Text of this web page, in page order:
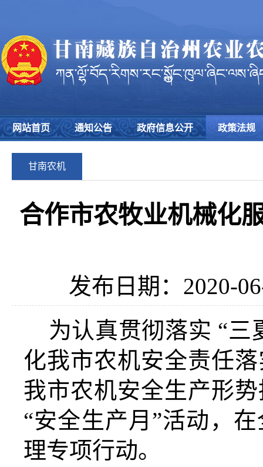
网站首页 通知公告 政府信息公开 政策法规
甘南农机
合作市农牧业机械化
发布日期：2020-
为认真贯彻落实 “三
化我市农机安全责任
我市农机安全生产形
“安全生产月”活动，
理专项行动。